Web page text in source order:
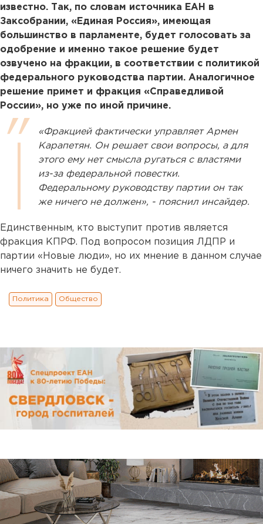
известно. Так, по словам источника ЕАН в
Заксобрании, «Единая Россия», имеющая
большинство в парламенте, будет голосовать за
одобрение и именно такое решение будет
озвучено на фракции, в соответствии с политикой
федерального руководства партии. Аналогичное
решение примет и фракция «Справедливой
России», но уже по иной причине.
«Фракцией фактически управляет Армен
Карапетян. Он решает свои вопросы, а для
этого ему нет смысла ругаться с властями
из-за федеральной повестки.
Федеральному руководству партии он так
же ничего не должен», - пояснил инсайдер.
Единственным, кто выступит против является
фракция КПРФ. Под вопросом позиция ЛДПР и
партии «Новые люди», но их мнение в данном случае
ничего значить не будет.
Политика Общество